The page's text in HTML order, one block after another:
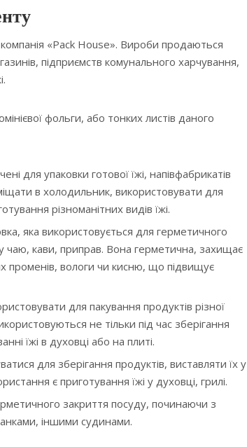
компанія «Pack House». Вироби продаються
підприємств комунального харчування,
фольги, або тонких листів даного
для упаковки готової їжі, напівфабрикатів
в холодильник, використовувати для
різноманітних видів їжі.
яка використовується для герметичного
чаю, кави, приправ. Вона герметична, захищає
променів, вологи чи кисню, що підвищує
для пакування продуктів різної
не тільки під час зберігання
їжі в духовці або на плиті.
для зберігання продуктів, виставляти їх у
є приготування їжі у духовці, грилі.
закриття посуду, починаючи з
іншими судинами.